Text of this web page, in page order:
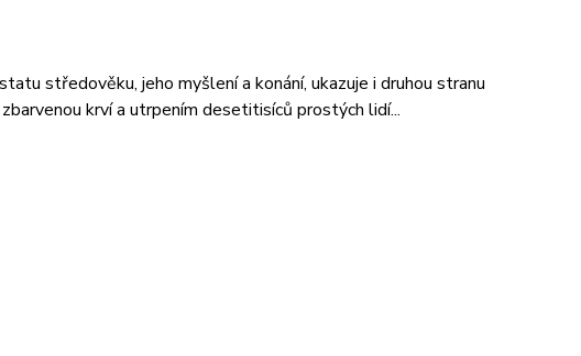
středověku, jeho myšlení a konání, ukazuje i druhou stranu
krví a utrpením desetitisíců prostých lidí...